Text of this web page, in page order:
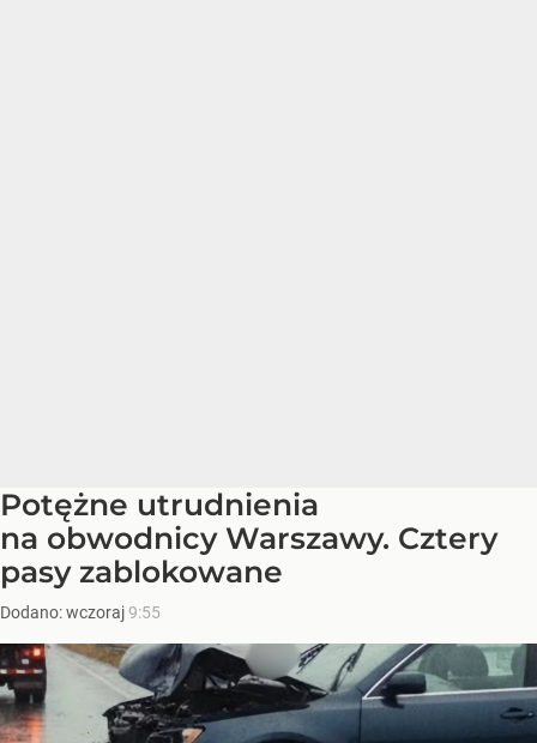
Potężne utrudnienia
na obwodnicy Warszawy. Cztery
pasy zablokowane
Dodano:wczoraj9:55